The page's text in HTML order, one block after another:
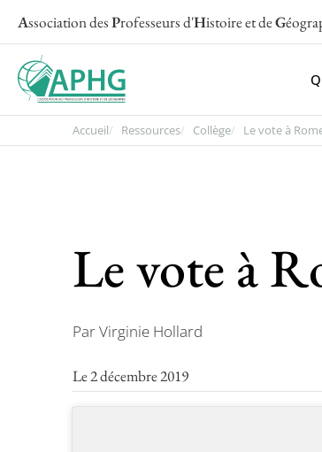
Association desProfesseurs d'Histoire et deG
Accueil Ressources Collège Le vote à
Le vote à
Par Virginie Hollard
Le 2 décembre 2019